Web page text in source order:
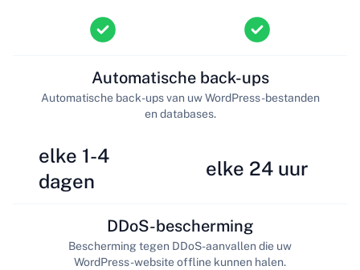
elke 1-4
dagen
Automatische back-ups
Automatische back-ups van uw WordPress-bestanden
en databases.
elke 24 uur
DDoS-bescherming
Bescherming tegen DDoS-aanvallen die uw
WordPress-website offline kunnen halen.